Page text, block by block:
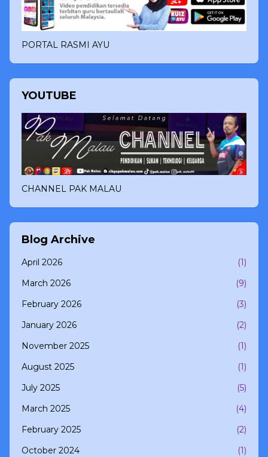
PORTAL RASMI AYU
YOUTUBE
CHANNEL PAK MALAU
Blog Archive
April 2026
(1)
March 2026
(9)
February 2026
(3)
January 2026
(2)
November 2025
(1)
August 2025
(1)
July 2025
(5)
March 2025
(4)
February 2025
(2)
October 2024
(1)